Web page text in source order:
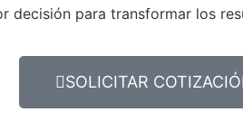
decisión para transformar los
SOLICITAR